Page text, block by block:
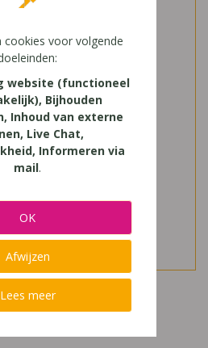
Office 2010
cookies voor volgende
website (functioneel
Bijhouden
Inhoud van externe
Live Chat,
Informeren via
mail.
OK
Afwijzen
Lees meer